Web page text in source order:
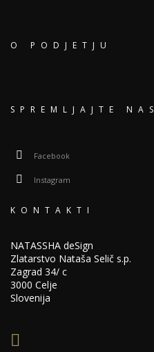
O PODJETJU
SPREMLJAJTE NAS
Facebook
Instagram
KONTAKTI
NATASSHA deSign
Zlatarstvo Nataša Selič s.p.
Zagrad 34/ c
3000 Celje
Slovenija